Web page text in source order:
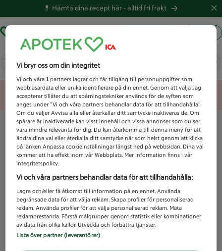
💊 Hämta dina recept här -alltid fri frakt
Vad letar du efter idag?
Unknown error
Vi bryr oss om din integritet
Vi och våra1 partners lagrar och får tillgång till personuppgifter som
webbläsardata eller unika identifierare på din enhet. Genom att välja Jag
accepterar tillåter du att spårningstekniker används för de syften som
anges under ”Vi och våra partners behandlar data för att tillhandahålla”.
Om du väljer Avvisa alla eller återkallar ditt samtycke inaktiveras de. Om
spårare är inaktiverade kan visst innehåll och vissa annonser som du ser
vara mindre relevanta för dig. Du kan återkomma till denna meny för att
ändra dina val eller återkalla ditt samtycke när som helst genom att klicka
på länken Anpassa cookieinställningar längst ned på webbsidan. Dina val
kommer att ha effekt inom vår Webbplats. Mer information finns i vår
integritetspolicy.
Vi och våra partners behandlar data för att tillhandahålla:
Lagra och/eller få åtkomst till information på en enhet. Använda
begränsade data för att välja reklam. Skapa profiler för personaliserad
reklam. Använda profiler för att välja personaliserad reklam. Mäta
reklamprestanda. Förstå målgrupper genom statistik eller kombinationer
av data från olika källor. Utveckla och förbättra tjänster.
Lista över partner (leverantörer)